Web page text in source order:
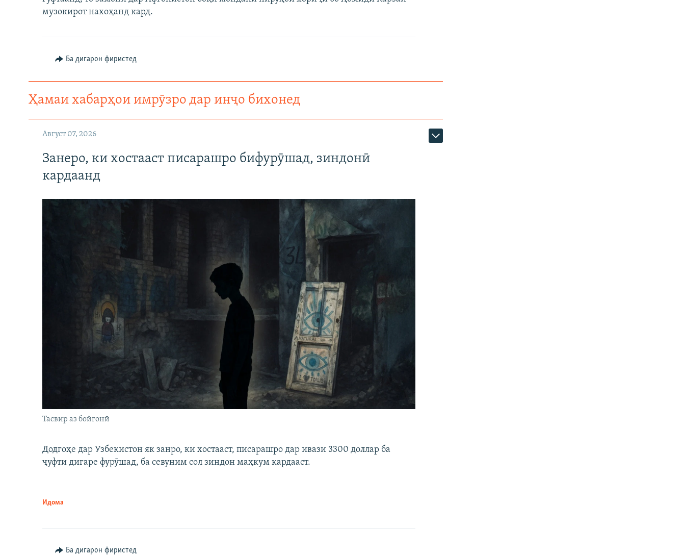
музокирот нахоҳанд кард.
Ба дигарон фиристед
Ҳамаи хабарҳои имрӯзро дар инҷо бихонед
Август 07, 2026
Занеро, ки хостааст писарашро бифурӯшад, зиндонӣ
кардаанд
Тасвир аз бойгонӣ
Додгоҳе дар Узбекистон як занро, ки хостааст, писарашро дар ивази 3300 доллар ба
ҷуфти дигаре фурӯшад, ба севуним сол зиндон маҳкум кардааст.
Идома
Ба дигарон фиристед